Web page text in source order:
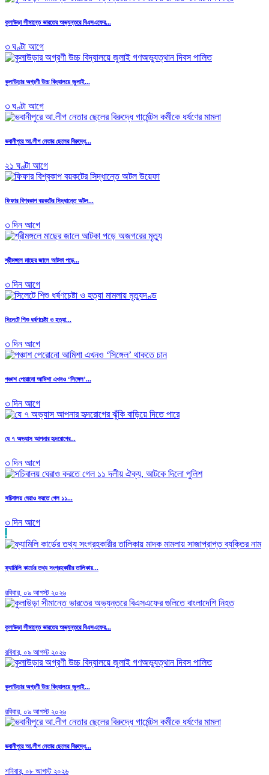
কুলাউড়া সীমান্তে ভারতের অভ্যন্তরে বিএসএফের...
৩ ঘণ্টা আগে
কুলাউড়ার অগ্রণী উচ্চ বিদ্যালয়ে জুলাই...
৩ ঘণ্টা আগে
ভবানীপুরে আ.লীগ নেতার ছেলের বিরুদ্ধে...
২১ ঘণ্টা আগে
ফিফার বিশ্বকাপ বয়কটের সিদ্ধান্তে অটল...
৩ দিন আগে
শ্রীমঙ্গলে মাছের জালে আটকা পড়ে...
৩ দিন আগে
সিলেটে শিশু ধর্ষণচেষ্টা ও হত্যা...
৩ দিন আগে
পঞ্চাশ পেরোনো আমিশা এখনও ‘সিঙ্গেল’...
৩ দিন আগে
যে ৭ অভ্যাস আপনার হৃদরোগের...
৩ দিন আগে
সচিবালয় ঘেরাও করতে গেল ১১...
৩ দিন আগে
.
ফ্যামিলি কার্ডের তথ্য সংগ্রহকারীর তালিকায়...
রবিবার, ০৯ আগস্ট ২০২৬
কুলাউড়া সীমান্তে ভারতের অভ্যন্তরে বিএসএফের...
রবিবার, ০৯ আগস্ট ২০২৬
কুলাউড়ার অগ্রণী উচ্চ বিদ্যালয়ে জুলাই...
রবিবার, ০৯ আগস্ট ২০২৬
ভবানীপুরে আ.লীগ নেতার ছেলের বিরুদ্ধে...
শনিবার, ০৮ আগস্ট ২০২৬